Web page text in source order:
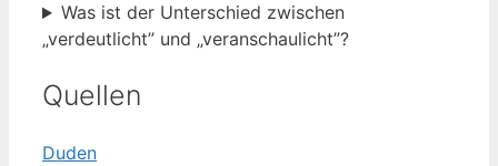
Was ist der Unterschied zwischen
„verdeutlicht” und „veranschaulicht”?
Quellen
Duden